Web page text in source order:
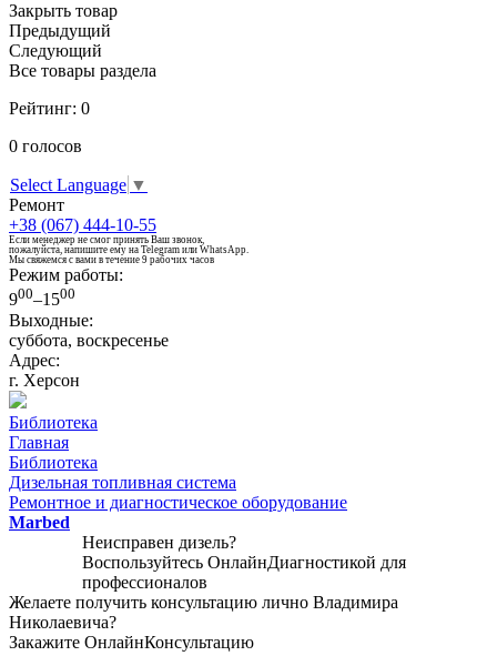
Закрыть товар
Предыдущий
Следующий
Все товары раздела
Рейтинг: 0
0 голосов
Select Language ▼
Ремонт
+38 (067) 444-10-55
Если менеджер не смог принять Ваш звонок,
пожалуйста, напишите ему на Telegram или WhatsApp.
Мы свяжемся с вами в течение 9 рабочих часов
Режим работы:
900–1500
Выходные:
суббота, воскресенье
Адрес:
г. Херсон
Библиотека
Главная
Библиотека
Дизельная топливная система
Ремонтное и диагностическое оборудование
Marbed
Неисправен дизель?
Воспользуйтесь ОнлайнДиагностикой для
профессионалов
Желаете получить консультацию лично Владимира
Николаевича?
Закажите ОнлайнКонсультацию